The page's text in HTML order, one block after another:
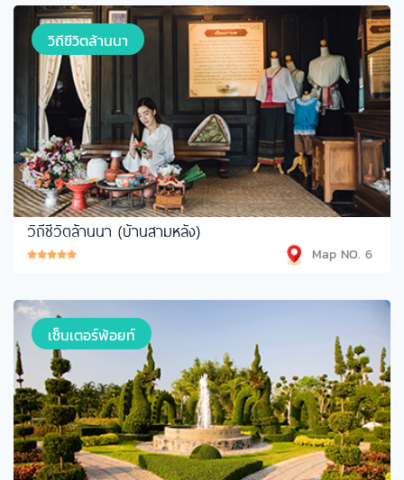
วิถีชีวิตล้านนา
วิถีชีวิตล้านนา (บ้านสามหลัง)
Map NO. 6
เซ็นเตอร์พ้อยท์